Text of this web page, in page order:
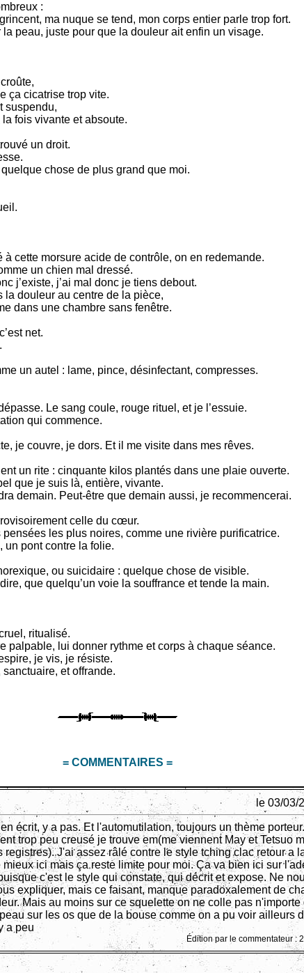
:
ma nuque se tend, mon corps entier parle trop fort.
peau, juste pour que la douleur ait enfin un visage.
ça cicatrise trop vite.
suspendu,
fois vivante et absoute.
un droit.
chose de plus grand que moi.
à cette morsure acide de contrôle, on en redemande.
un chien mal dressé.
j’existe, j’ai mal donc je tiens debout.
la douleur au centre de la pièce,
dans une chambre sans fenêtre.
net.
un autel : lame, pince, désinfectant, compresses.
Le sang coule, rouge rituel, et je l’essuie.
qui commence.
je couvre, je dors. Et il me visite dans mes rêves.
un rite : cinquante kilos plantés dans une plaie ouverte.
que je suis là, entière, vivante.
demain. Peut-être que demain aussi, je recommencerai.
celle du cœur.
les plus noires, comme une rivière purificatrice.
un pont contre la folie.
ou suicidaire : quelque chose de visible.
que quelqu’un voie la souffrance et tende la main.
ritualisé.
palpable, lui donner rythme et corps à chaque séance.
je vis, je résiste.
et offrande.
= COMMENTAIRES =
le 03/03/
écrit, y a pas. Et l'automutilation, toujours un thème
trop peu creusé je trouve em(me viennent May et Tetsuo
registres). J'ai assez râlé contre le style tching clac retour a
mieux ici mais ça reste limite pour moi. Ça va bien ici sur
c'est le style qui constate, qui décrit et expose. Ne
expliquer, mais ce faisant, manque paradoxalement de
Mais au moins sur ce squelette on ne colle pas n'importe
sur les os que de la bouse comme on a pu voir ailleurs
a peu
Édition par le commentateur :